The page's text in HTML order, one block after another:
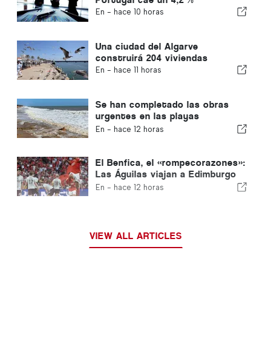
En - hace 10 horas
Una ciudad del Algarve
construirá 204 viviendas
En - hace 11 horas
Se han completado las obras
urgentes en las playas
portuguesas
En - hace 12 horas
El Benfica, el «rompecorazones»:
Las Águilas viajan a Edimburgo
con un pie ya en la siguiente
En - hace 12 horas
VIEW ALL ARTICLES